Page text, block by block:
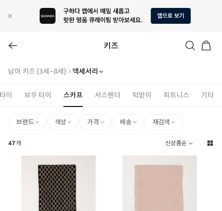
키즈
남아 키즈 (3세~8세) 액세서리
이 보우 타이 스카프 서스펜더 턱받이 피트니스 기타
브랜드 색상 가격 배송 재검색
47개 신상품순